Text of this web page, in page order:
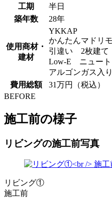
工期
半日
築年数
28年
使用商材・
建材
YKKAP
かんたんマドリ
引違い 2枚建て
Low-E ニュー
アルゴンガス入り
費用総額
31万円（税込）
BEFORE
施工前の様子
リビングの施工前写真
リビング①
施工前